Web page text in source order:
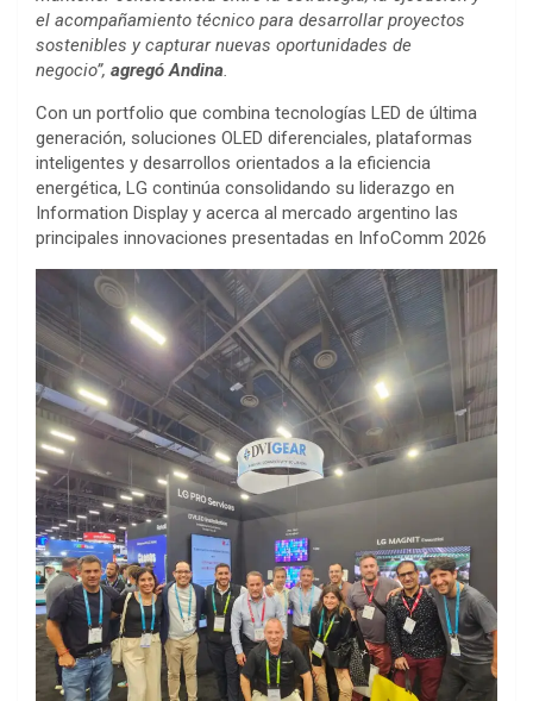
el acompañamiento técnico para desarrollar proyectos
sostenibles y capturar nuevas oportunidades de
negocio”, agregó Andina.
Con un portfolio que combina tecnologías LED de última
generación, soluciones OLED diferenciales, plataformas
inteligentes y desarrollos orientados a la eficiencia
energética, LG continúa consolidando su liderazgo en
Information Display y acerca al mercado argentino las
principales innovaciones presentadas en InfoComm 2026